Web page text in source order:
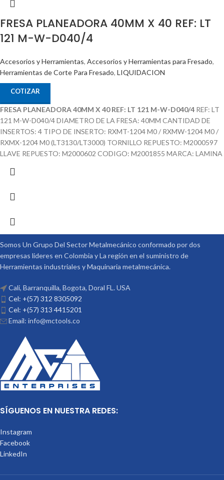
FRESA PLANEADORA 40MM X 40 REF: LT
121 M-W-D040/4
Accesorios y Herramientas, Accesorios y Herramientas para Fresado,
Herramientas de Corte Para Fresado, LIQUIDACION
COTIZAR
FRESA PLANEADORA 40MM X 40 REF: LT 121 M-W-D040/4 REF: LT
121 M-W-D040/4 DIAMETRO DE LA FRESA: 40MM CANTIDAD DE
INSERTOS: 4 TIPO DE INSERTO: RXMT-1204 M0 / RXMW-1204 M0 /
RXMX-1204 M0 (LT3130/LT3000) TORNILLO REPUESTO: M2000597
LLAVE REPUESTO: M2000602 CODIGO: M2001855 MARCA: LAMINA
Somos Un Grupo Del Sector Metalmecánico conformado por dos
empresas lideres en Colombia y La región en el suministro de
Herramientas industriales y Maquinaria metalmecánica.
Cali, Barranquilla, Bogota, Doral FL. USA
Cel: +(57) 312 8305092
Cel: +(57) 313 4415201
Email: info@mctools.co
SÍGUENOS EN NUESTRA REDES:
Instagram
Facebook
LinkedIn